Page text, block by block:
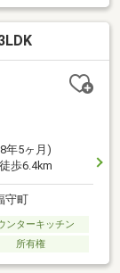
年5ヶ月)
歩6.4km
守町
ンターキッチン
所有権